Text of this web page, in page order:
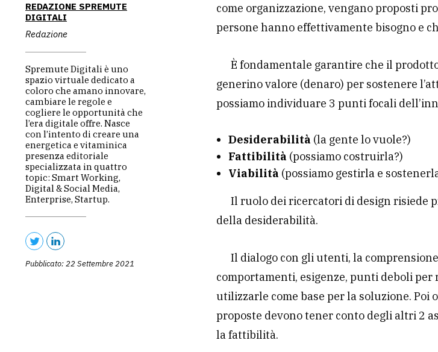
REDAZIONE SPREMUTE
DIGITALI
Redazione
Spremute Digitali è uno
spazio virtuale dedicato a
coloro che amano innovare,
cambiare le regole e
cogliere le opportunità che
l’era digitale offre. Nasce
con l’intento di creare una
energetica e vitaminica
presenza editoriale
specializzata in quattro
topic: Smart Working,
Digital & Social Media,
Enterprise, Startup.
Pubblicato: 22 Settembre 2021
come organizzazione, vengano proposti
persone hanno effettivamente bisogno e
È fondamentale garantire che il
generino valore (denaro) per sostenere
possiamo individuare 3 punti focali
Desiderabilità (la gente lo vuole?)
Fattibilità (possiamo costruirla?)
Viabilità (possiamo gestirla e
Il ruolo dei ricercatori di design risiede
della desiderabilità.
Il dialogo con gli utenti, la
comportamenti, esigenze, punti deboli per
utilizzarle come base per la soluzione. Poi
proposte devono tener conto degli altri 2
la fattibilità.